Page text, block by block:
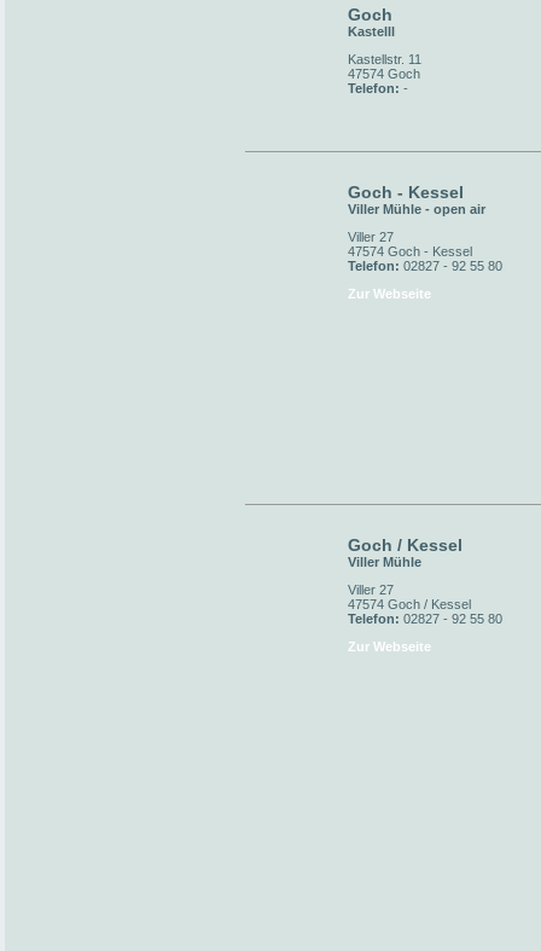
Goch
Kastelll
Kastellstr. 11
47574 Goch
Telefon: -
Goch - Kessel
Viller Mühle - open air
Viller 27
47574 Goch - Kessel
Telefon: 02827 - 92 55 80
Zur Webseite
Goch / Kessel
Viller Mühle
Viller 27
47574 Goch / Kessel
Telefon: 02827 - 92 55 80
Zur Webseite